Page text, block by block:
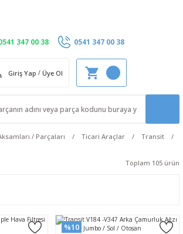
347 00 38 0541 347 00 38
Giriş Yap / Üye Ol
/ Parçaları Ticari Araçlar Transit
Toplam 105 ürün
%10